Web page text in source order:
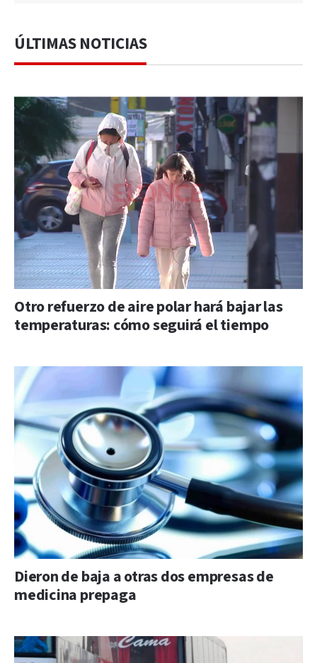
ÚLTIMAS NOTICIAS
Otro refuerzo de aire polar hará bajar las
temperaturas: cómo seguirá el tiempo
Dieron de baja a otras dos empresas de
medicina prepaga